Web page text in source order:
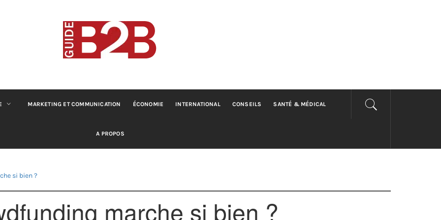
B2B GUIDE
MARKETING ET COMMUNICATION ÉCONOMIE INTERNATIONAL CONSEILS SANTÉ & MÉDICAL
A PROPOS
si bien ?
marche si bien ?